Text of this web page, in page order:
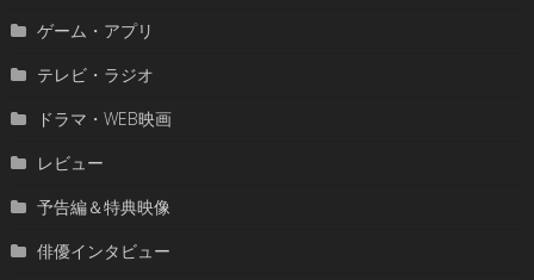
ゲーム・アプリ
テレビ・ラジオ
ドラマ・WEB映画
レビュー
予告編＆特典映像
俳優インタビュー